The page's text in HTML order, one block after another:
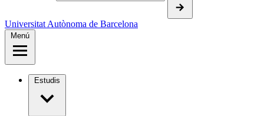
Universitat Autònoma de Barcelona
Menú
Estudis